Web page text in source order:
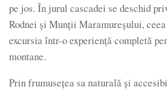
pe jos. În jurul cascadei se deschid
Rodnei și Munții Maramureșului,
excursia într-o experiență completă
montane.
Prin frumusețea sa naturală și